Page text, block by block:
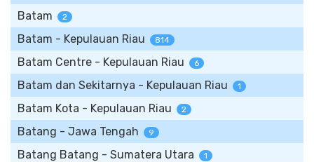
Batam 2
Batam - Kepulauan Riau 814
Batam Centre - Kepulauan Riau 6
Batam dan Sekitarnya - Kepulauan Riau 1
Batam Kota - Kepulauan Riau 2
Batang - Jawa Tengah 9
Batang Batang - Sumatera Utara 1